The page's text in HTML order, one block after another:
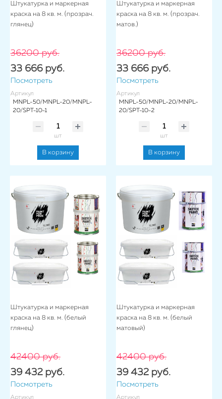
Штукатурка и маркерная
краска на 8 кв. м. (прозрач.
глянец)
36200 руб.
33 666 руб.
Посмотреть
Артикул
MNPL-50/MNPL-20/MNPL-
20/SPT-10-1
шт
В корзину
Штукатурка и маркерная
краска на 8 кв. м. (прозрач.
матов.)
36200 руб.
33 666 руб.
Посмотреть
Артикул
MNPL-50/MNPL-20/MNPL-
20/SPT-10-2
шт
В корзину
Штукатурка и маркерная
краска на 8 кв. м. (белый
глянец)
42400 руб.
39 432 руб.
Посмотреть
Артикул
Штукатурка и маркерная
краска на 8 кв. м. (белый
матовый)
42400 руб.
39 432 руб.
Посмотреть
Артикул